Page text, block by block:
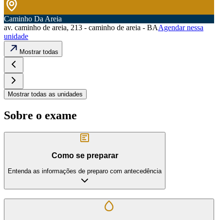
Caminho Da Areia
av. caminho de areia, 213 - caminho de areia - BAAgendar nessa
unidade
Mostrar todas
Mostrar todas as unidades
Sobre o exame
Como se preparar
Entenda as informações de preparo com antecedência